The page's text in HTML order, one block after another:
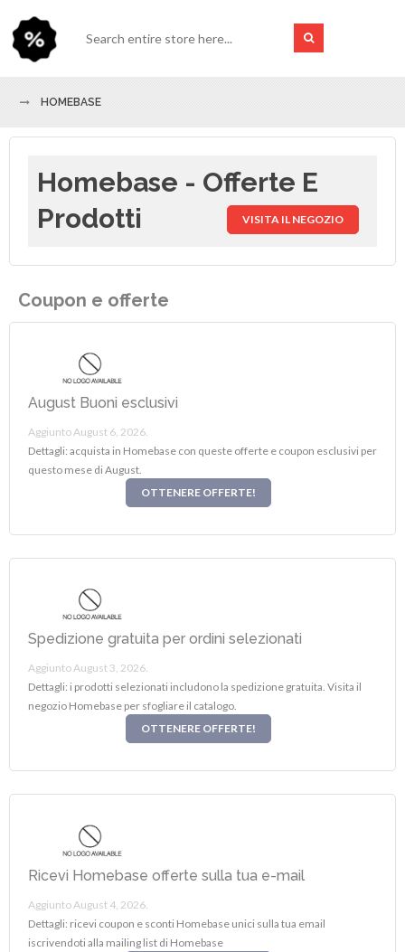
HOMEBASE
Homebase - Offerte E
Prodotti
VISITA IL NEGOZIO
Coupon e offerte
August Buoni esclusivi
Aggiunto August 6, 2026.
Dettagli: acquista in Homebase con queste offerte e coupon esclusivi per
questo mese di August.
OTTENERE OFFERTE!
Spedizione gratuita per ordini selezionati
Aggiunto August 3, 2026.
Dettagli: i prodotti selezionati includono la spedizione gratuita. Visita il
negozio Homebase per sfogliare il catalogo.
OTTENERE OFFERTE!
Ricevi Homebase offerte sulla tua e-mail
Aggiunto August 4, 2026.
Dettagli: ricevi coupon e sconti Homebase unici sulla tua email
iscrivendoti alla mailing list di Homebase